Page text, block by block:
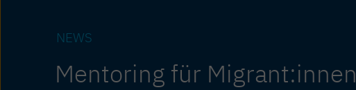
NEWS
Mentoring für Migrant:innen